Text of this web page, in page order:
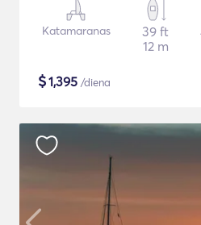
Katamaranas
39 ft
12 m
$1,395 /diena